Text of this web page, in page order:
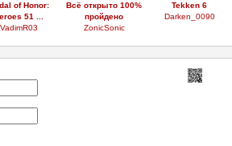
вейрон
реки
saab 9-5 универсал
aero
saabinside
saab 9-5 универсал
снег